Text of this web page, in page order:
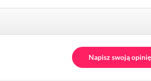
Napisz swoją opinię